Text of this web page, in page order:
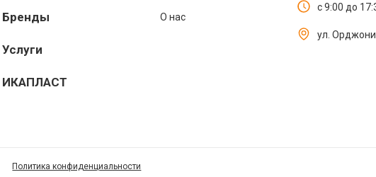
Бренды
Услуги
ИКАПЛАСТ
О нас
с 9:00 до
ул.
Политика конфиденциальности